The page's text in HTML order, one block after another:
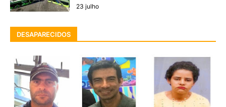
23 julho
DESAPARECIDOS